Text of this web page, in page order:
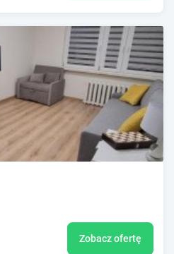
Zobacz ofertę